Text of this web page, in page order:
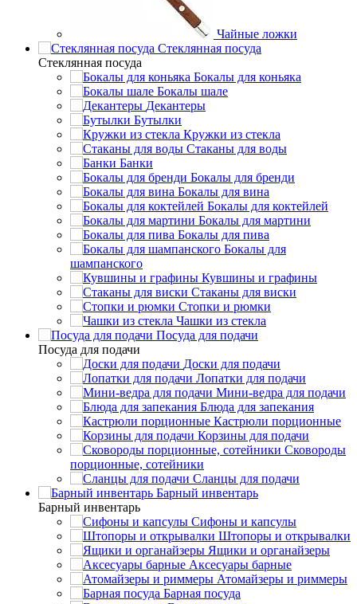
Чайные ложки
Стеклянная посуда
Стеклянная посуда
Бокалы для коньяка
Бокалы шале
Декантеры
Бутылки
Кружки из стекла
Стаканы для воды
Банки
Бокалы для бренди
Бокалы для вина
Бокалы для коктейлей
Бокалы для мартини
Бокалы для пива
Бокалы для
шампанского
Кувшины и графины
Стаканы для виски
Стопки и рюмки
Чашки из стекла
Посуда для подачи
Посуда для подачи
Доски для подачи
Лопатки для подачи
Мини-ведра для подачи
Блюда для запекания
Кастрюли порционные
Корзины для подачи
Сковороды
порционные, сотейники
Сланцы для подачи
Барный инвентарь
Барный инвентарь
Сифоны и капсулы
Штопоры и открывалки
Ящики и органайзеры
Аксесуары барные
Атомайзеры и риммеры
Барная посуда